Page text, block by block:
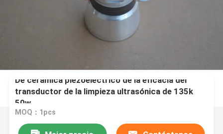
De cerámica piezoeléctrico de la eficacia del
transductor de la limpieza ultrasónica de 135k
50w
MOQ：1pcs